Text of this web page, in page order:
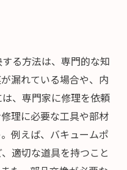
る方法は、専門的な知
漏れている場合や、内
、専門家に修理を依頼
理に必要な工具や部材
例えば、バキュームポ
適切な道具を持つこと